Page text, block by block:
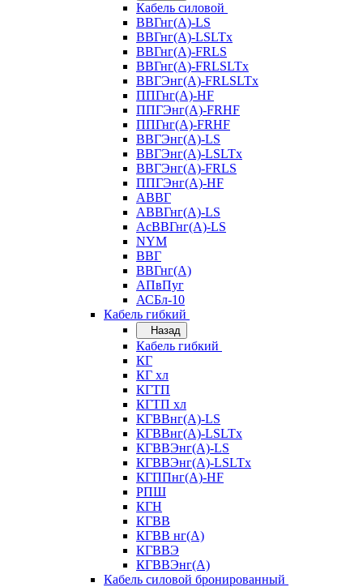
Кабель силовой
ВВГнг(А)-LS
ВВГнг(А)-LSLTx
ВВГнг(А)-FRLS
ВВГнг(А)-FRLSLTx
ВВГЭнг(А)-FRLSLTx
ППГнг(А)-HF
ППГЭнг(А)-FRHF
ППГнг(А)-FRHF
ВВГЭнг(А)-LS
ВВГЭнг(А)-LSLTx
ВВГЭнг(А)-FRLS
ППГЭнг(А)-HF
АВВГ
АВВГнг(А)-LS
АсВВГнг(А)-LS
NYM
ВВГ
ВВГнг(А)
АПвПуг
АСБл-10
Кабель гибкий
Назад
Кабель гибкий
КГ
КГ хл
КГТП
КГТП хл
КГВВнг(А)-LS
КГВВнг(А)-LSLTx
КГВВЭнг(А)-LS
КГВВЭнг(А)-LSLTx
КГППнг(А)-HF
РПШ
КГН
КГВВ
КГВВ нг(А)
КГВВЭ
КГВВЭнг(А)
Кабель силовой бронированный